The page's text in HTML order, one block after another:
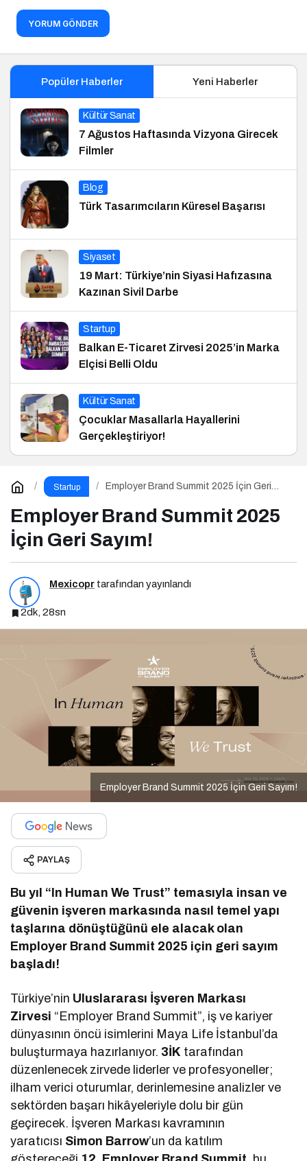
YORUM GÖNDER
Popüler Haberler Yeni Haberler
Kültür Sanat
7 Ağustos Haftasında Vizyona Girecek
Filmler
Blog
Türk Tasarımcıların Küresel Başarısı
Siyaset
19 Mart: Türkiye’nin Siyasi Hafızasına
Kazınan Sivil Darbe
Startup
Balkan E-Ticaret Zirvesi 2025’in Marka
Elçisi Belli Oldu
Kültür Sanat
Çocuklar Masallarla Hayallerini
Gerçekleştiriyor!
Startup
Employer Brand Summit 2025 İçin Geri
Employer Brand Summit 2025
İçin Geri Sayım!
Mexicopr tarafından yayınlandı
2dk, 28sn
Employer Brand Summit 2025 İçin Geri Sayım!
PAYLAŞ
Bu yıl “In Human We Trust” temasıyla insan ve
güvenin işveren markasında nasıl temel yapı
taşlarına dönüştüğünü ele alacak olan
Employer Brand Summit 2025 için geri sayım
başladı!
Türkiye’nin Uluslararası İşveren Markası
Zirvesi “Employer Brand Summit”, iş ve kariyer
dünyasının öncü isimlerini Maya Life İstanbul’da
buluşturmaya hazırlanıyor. 3İK tarafından
düzenlenecek zirvede liderler ve profesyoneller;
ilham verici oturumlar, derinlemesine analizler ve
sektörden başarı hikâyeleriyle dolu bir gün
geçirecek. İşveren Markası kavramının
yaratıcısı Simon Barrow’un da katılım